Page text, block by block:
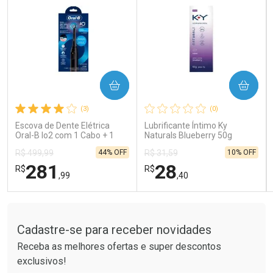
Comprar sem Desconto
Por R$ 189,99/cada
Comprar sem Desconto
Por R$ 189,99/cada
Comprar sem Desconto
Por R$ 121,90/cada
Comprar sem Desconto
Por R$ 121,90/cada
(3)
Escova de Dente Elétrica
Oral-B Io2 com 1 Cabo + 1
R$ 499,99
R$281 ,99
44% OFF
COMPRAR
Laboratório
Por Menos
(0)
Lubrificante Íntimo Ky
Naturals Blueberry 50g
R$ 31,59
R$28,40
10% OFF
COMPRAR
Laboratório
Por Menos
Cadastre-se para receber novidades
Receba as melhores ofertas e super descontos
exclusivos!